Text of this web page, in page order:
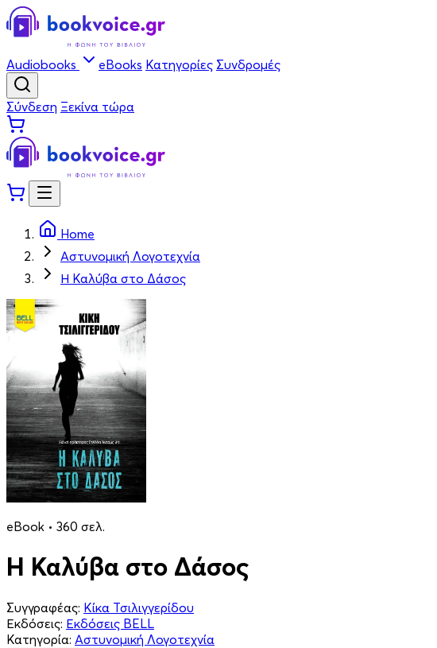
Audiobooks eBooks Κατηγορίες Συνδρομές
Σύνδεση Ξεκίνα τώρα
Home
Αστυνομική Λογοτεχνία
Η Καλύβα στο Δάσος
eBook • 360 σελ.
Η Καλύβα στο Δάσος
Συγγραφέας: Κίκα Τσιλιγγερίδου
Εκδόσεις: Εκδόσεις BELL
Κατηγορία: Αστυνομική Λογοτεχνία